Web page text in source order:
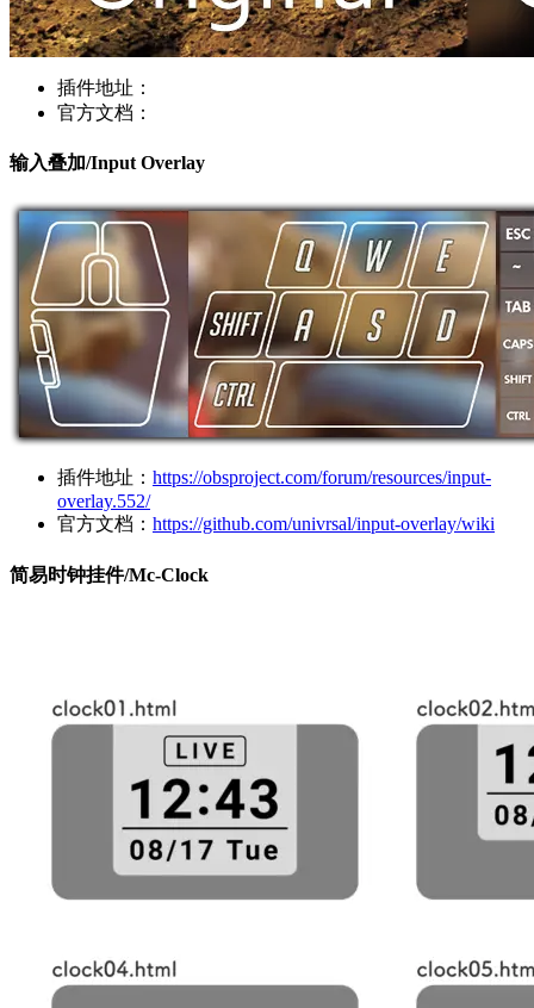
插件地址：
官方文档：
输入叠加/Input Overlay
插件地址： https://obsproject.com/forum/resources/input-
overlay.552/
官方文档： https://github.com/univrsal/input-overlay/wiki
简易时钟挂件/Mc-Clock